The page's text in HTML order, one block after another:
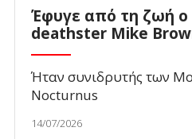
Έφυγε από τη ζωή
deathster Mike
Ήταν συνιδρυτής των
Nocturnus
14/07/2026